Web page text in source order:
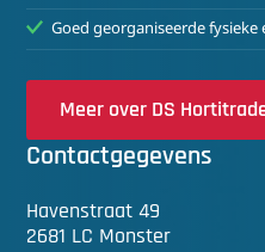
Goed georganiseerde
Meer over DS
Contactgegevens
Havenstraat 49
2681 LC Monster